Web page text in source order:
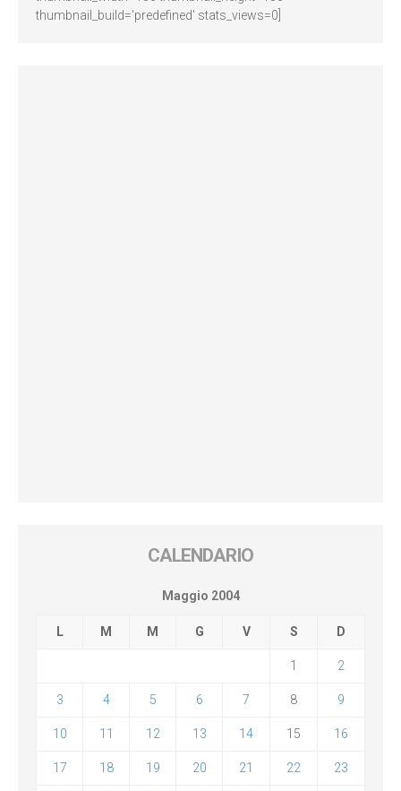
thumbnail_build='predefined' stats_views=0]
CALENDARIO
Maggio 2004
L M M G V S D
1 2
3 4 5 6 7 8 9
10 11 12 13 14 15 16
17 18 19 20 21 22 23